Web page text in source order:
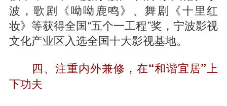
波，歌剧《呦呦鹿鸣》、舞剧《十里红
妆》等获得全国“五个一工程”奖，宁波影视
文化产业区入选全国十大影视基地。
四、注重内外兼修，在“和谐宜居”上
下功夫